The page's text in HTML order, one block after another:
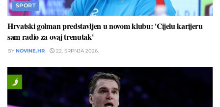
SPORT
Hrvatski golman predstavljen u novom klubu: 'Cijelu karijeru
sam radio za ovaj trenutak'
BY NOVINE.HR 22. SRPNJA 2026.